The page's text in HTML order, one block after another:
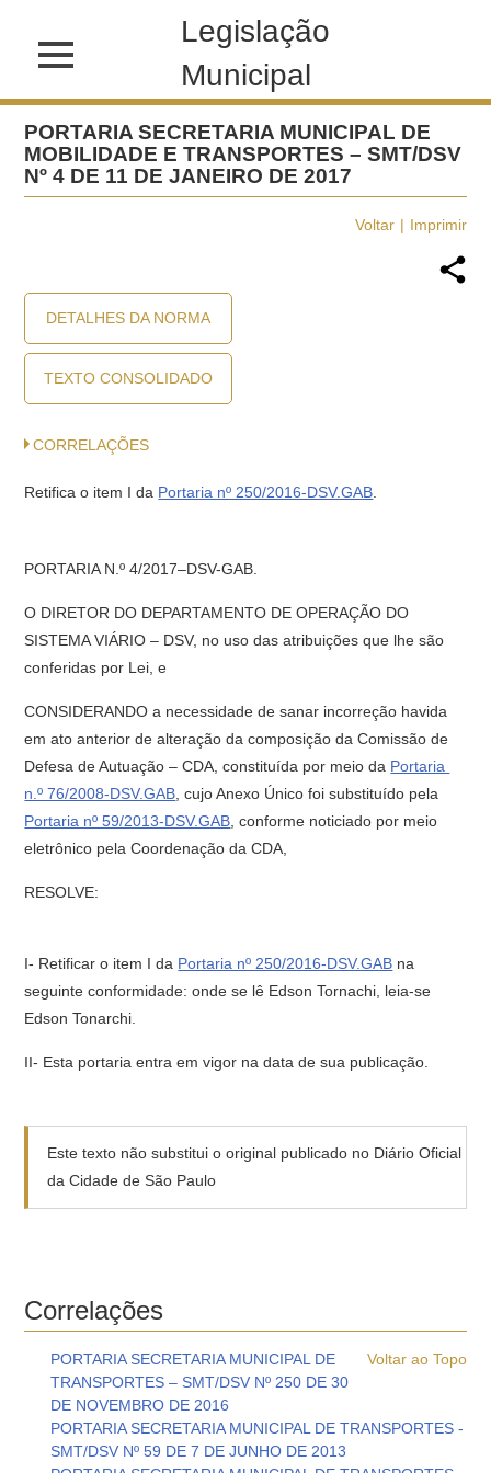
Legislação
Municipal
PORTARIA SECRETARIA MUNICIPAL DE
MOBILIDADE E TRANSPORTES – SMT/DSV
Nº 4 DE 11 DE JANEIRO DE 2017
Voltar Imprimir
DETALHES DA NORMA
TEXTO CONSOLIDADO
CORRELAÇÕES
Retifica o item I da Portaria nº 250/2016-DSV.GAB
PORTARIA N.º 4/2017–DSV-GAB.
O DIRETOR DO DEPARTAMENTO DE OPERAÇÃO DO
SISTEMA VIÁRIO – DSV, no uso das atribuições que lhe são
conferidas por Lei, e
CONSIDERANDO a necessidade de sanar incorreção havida
em ato anterior de alteração da composição da Comissão de
Defesa de Autuação – CDA, constituída por meio da Portaria
n.º 76/2008-DSV.GAB , cujo Anexo Único foi substituído pela
Portaria nº 59/2013-DSV.GAB , conforme noticiado por meio
eletrônico pela Coordenação da CDA,
RESOLVE:
I- Retificar o item I da Portaria nº 250/2016-DSV.GAB na
seguinte conformidade: onde se lê Edson Tornachi, leia-se
Edson Tonarchi.
II- Esta portaria entra em vigor na data de sua publicação.
Este texto não substitui o original publicado no Diário Oficial
da Cidade de São Paulo
Correlações
Voltar ao Topo
PORTARIA SECRETARIA MUNICIPAL DE
TRANSPORTES – SMT/DSV Nº 250 DE 30
DE NOVEMBRO DE 2016
PORTARIA SECRETARIA MUNICIPAL DE TRANSPORTES -
SMT/DSV Nº 59 DE 7 DE JUNHO DE 2013